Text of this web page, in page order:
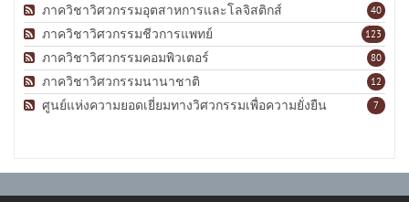
40
ภาควิชาวิศวกรรมอุตสาหการและโลจิสติกส์
123
ภาควิชาวิศวกรรมชีวการแพทย์
80
ภาควิชาวิศวกรรมคอมพิวเตอร์
12
ภาควิชาวิศวกรรมนานาชาติ
7
ศูนย์แห่งความยอดเยี่ยมทางวิศวกรรมเพื่อความยั่งยืน